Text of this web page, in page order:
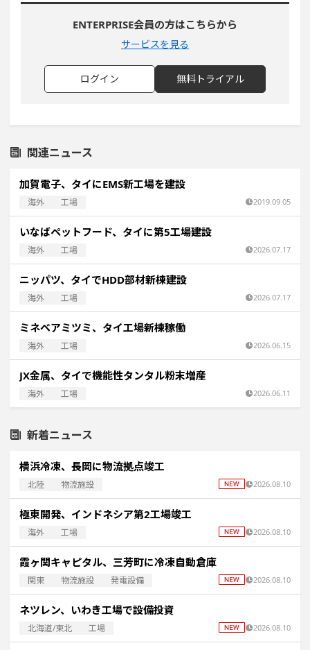
ENTERPRISE会員の方はこちらから
サービスを見る
ログイン 無料トライアル
関連ニュース
加賀電子、タイにEMS新工場を建設
海外 工場 2019.09.05
いなばペットフード、タイに第5工場建設
海外 工場 2026.07.17
ニッパツ、タイでHDD部材新棟建設
海外 工場 2026.07.17
ミネベアミツミ、タイ工場新棟稼働
海外 工場 2026.06.15
JX金属、タイで機能性タンタル粉末増産
海外 工場 2026.06.11
新着ニュース
横浜冷凍、長岡に物流拠点竣工
北陸 物流施設 2026.08.10
極東開発、インドネシア第2工場竣工
海外 工場 2026.08.10
霞ヶ関キャピタル、三芳町に冷凍自動倉庫
関東 物流施設 発電設備 2026.08.10
ネツレン、いわき工場で設備投資
北海道/東北 工場 2026.08.10